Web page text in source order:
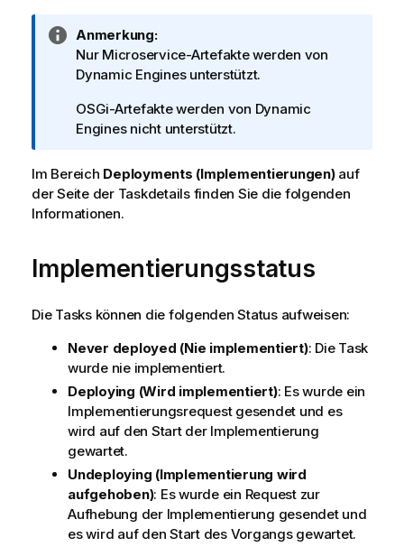
w
e
i
s
I
n
f
r
m
t
i
o
h
n
e
i
s
Anmerkung:
Nur Microservice-Artefakte werden von
Dynamic Engines unterstützt.
OSGi-Artefakte werden von Dynamic
Engines nicht unterstützt.
Im Bereich Deployments (Implementierungen)auf
der Seite der Taskdetails finden Sie die folgenden
Informationen.
Implementierungsstatus
Die Tasks können die folgenden Status aufweisen:
Never deployed (Nie implementiert): Die Task
wurde nie implementiert.
Deploying (Wird implementiert): Es wurde ein
Implementierungsrequest gesendet und es
wird auf den Start der Implementierung
gewartet.
Undeploying (Implementierung wird
aufgehoben): Es wurde ein Request zur
Aufhebung der Implementierung gesendet und
es wird auf den Start des Vorgangs gewartet.